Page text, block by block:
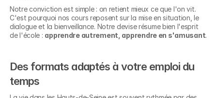
Notre conviction est simple : on retient mieux ce que l'on vit.
C'est pourquoi nos cours reposent sur la mise en situation, le
dialogue et la bienveillance. Notre devise résume bien l'esprit
de l'école : apprendre autrement, apprendre en s'amusant.
Des formats adaptés à votre emploi du
temps